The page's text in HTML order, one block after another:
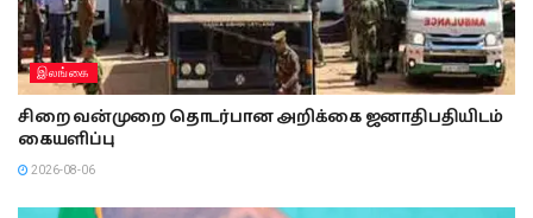
இலங்கை
சிறை வன்முறை தொடர்பான அறிக்கை ஜனாதிபதியிடம்
கையளிப்பு
2026-08-06